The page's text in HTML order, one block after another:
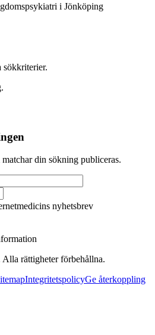
i Jönköping
sökkriterier.
din sökning publiceras.
nyhetsbrev
rättigheter förbehållna.
IntegritetspolicyGe återkoppling